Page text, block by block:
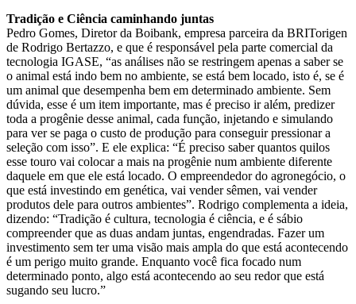
Tradição e Ciência caminhando juntas
Pedro Gomes, Diretor da Boibank, empresa parceira da BRITorigen
de Rodrigo Bertazzo, e que é responsável pela parte comercial da
tecnologia IGASE, “as análises não se restringem apenas a saber se
o animal está indo bem no ambiente, se está bem locado, isto é, se é
um animal que desempenha bem em determinado ambiente. Sem
dúvida, esse é um item importante, mas é preciso ir além, predizer
toda a progênie desse animal, cada função, injetando e simulando
para ver se paga o custo de produção para conseguir pressionar a
seleção com isso”. E ele explica: “É preciso saber quantos quilos
esse touro vai colocar a mais na progênie num ambiente diferente
daquele em que ele está locado. O empreendedor do agronegócio, o
que está investindo em genética, vai vender sêmen, vai vender
produtos dele para outros ambientes”. Rodrigo complementa a ideia,
dizendo: “Tradição é cultura, tecnologia é ciência, e é sábio
compreender que as duas andam juntas, engendradas. Fazer um
investimento sem ter uma visão mais ampla do que está acontecendo
é um perigo muito grande. Enquanto você fica focado num
determinado ponto, algo está acontecendo ao seu redor que está
sugando seu lucro.”